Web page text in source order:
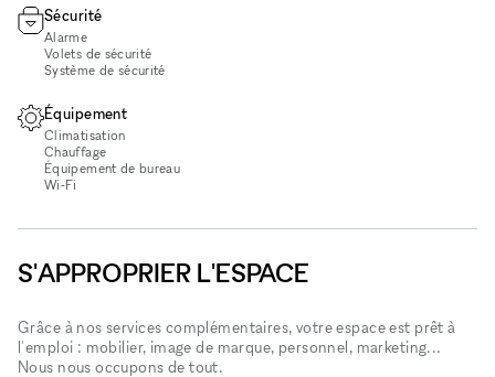
Sécurité
Alarme
Volets de sécurité
Système de sécurité
Équipement
Climatisation
Chauffage
Équipement de bureau
Wi‑Fi
S'APPROPRIER L'ESPACE
Grâce à nos services complémentaires, votre espace est prêt à
l'emploi : mobilier, image de marque, personnel, marketing...
Nous nous occupons de tout.